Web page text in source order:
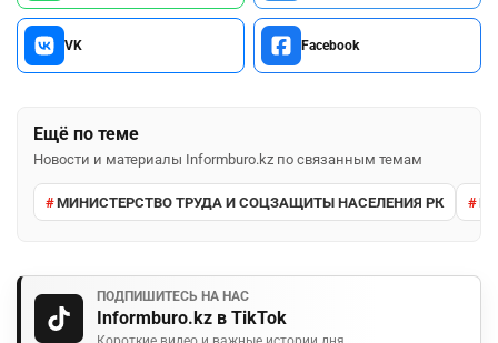
VK Facebook
Ещё по теме
Новости и материалы Informburo.kz по связанным темам
МИНИСТЕРСТВО ТРУДА И СОЦЗАЩИТЫ НАСЕЛЕНИЯ РК
ПОДПИШИТЕСЬ НА НАС
Informburo.kz в TikTok